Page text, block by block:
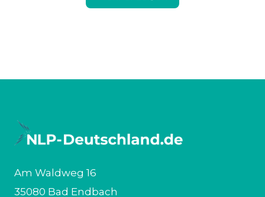
Am Waldweg 16
35080 Bad Endbach